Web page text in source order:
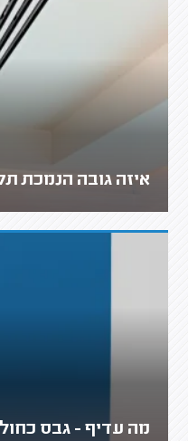
איזה גובה הנמכת
מה עדיף - גבס כחול